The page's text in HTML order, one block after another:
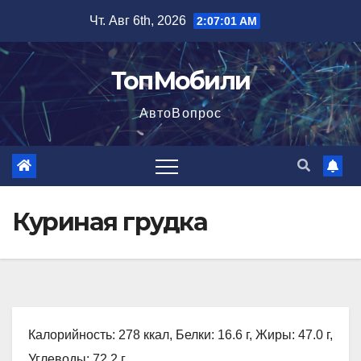
содержимому
Чт. Авг 6th, 2026 2:07:02 AM
ТопМобили
АвтоВопрос
Куриная грудка
Калорийность: 278 ккал, Белки: 16.6 г, Жиры: 47.0 г,